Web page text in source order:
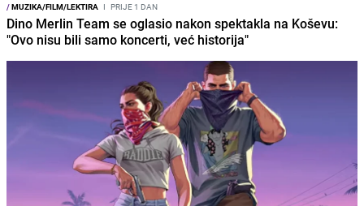
/MUZIKA/FILM/LEKTIRA I PRIJE 1 DAN
Dino Merlin Team se oglasio nakon spektakla na Koševu:
"Ovo nisu bili samo koncerti, već historija"